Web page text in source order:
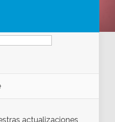
actualizaciones